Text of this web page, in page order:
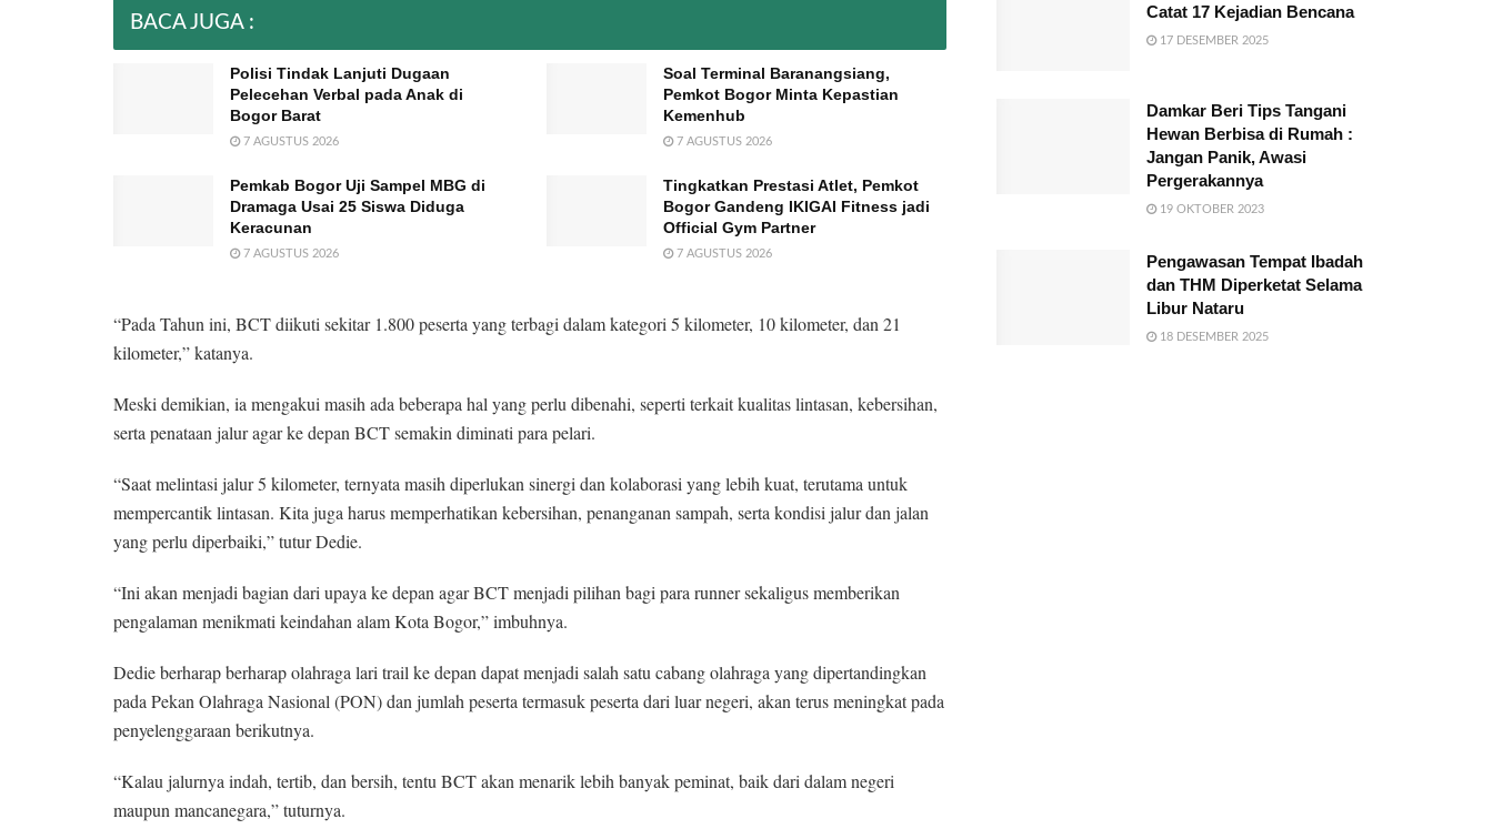
BACA JUGA :
Polisi Tindak Lanjuti Dugaan
Pelecehan Verbal pada Anak di
Bogor Barat
7 AGUSTUS 2026
Soal Terminal Baranangsiang,
Pemkot Bogor Minta Kepastian
Kemenhub
7 AGUSTUS 2026
Pemkab Bogor Uji Sampel MBG di
Dramaga Usai 25 Siswa Diduga
Keracunan
7 AGUSTUS 2026
Tingkatkan Prestasi Atlet, Pemkot
Bogor Gandeng IKIGAI Fitness jadi
Official Gym Partner
7 AGUSTUS 2026
“Pada Tahun ini, BCT diikuti sekitar 1.800 peserta yang terbagi dalam kategori 5 kilometer, 10 kilometer, dan 21
kilometer,” katanya.
Meski demikian, ia mengakui masih ada beberapa hal yang perlu dibenahi, seperti terkait kualitas lintasan, kebersihan,
serta penataan jalur agar ke depan BCT semakin diminati para pelari.
“Saat melintasi jalur 5 kilometer, ternyata masih diperlukan sinergi dan kolaborasi yang lebih kuat, terutama untuk
mempercantik lintasan. Kita juga harus memperhatikan kebersihan, penanganan sampah, serta kondisi jalur dan jalan
yang perlu diperbaiki,” tutur Dedie.
“Ini akan menjadi bagian dari upaya ke depan agar BCT menjadi pilihan bagi para runner sekaligus memberikan
pengalaman menikmati keindahan alam Kota Bogor,” imbuhnya.
Dedie berharap berharap olahraga lari trail ke depan dapat menjadi salah satu cabang olahraga yang dipertandingkan
pada Pekan Olahraga Nasional (PON) dan jumlah peserta termasuk peserta dari luar negeri, akan terus meningkat pada
penyelenggaraan berikutnya.
“Kalau jalurnya indah, tertib, dan bersih, tentu BCT akan menarik lebih banyak peminat, baik dari dalam negeri
maupun mancanegara,” tuturnya.
Catat 17 Kejadian Bencana
17 DESEMBER 2025
Damkar Beri Tips Tangani
Hewan Berbisa di Rumah :
Jangan Panik, Awasi
Pergerakannya
19 OKTOBER 2023
Pengawasan Tempat Ibadah
dan THM Diperketat Selama
Libur Nataru
18 DESEMBER 2025